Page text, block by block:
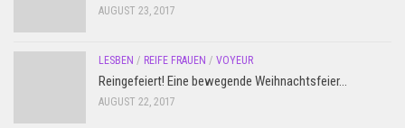
AUGUST 23, 2017
LESBEN / REIFE FRAUEN / VOYEUR
Reingefeiert! Eine bewegende Weihnachtsfeier…
AUGUST 22, 2017